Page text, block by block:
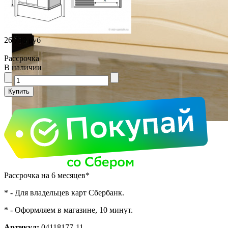
26 780 руб
Рассрочка
В наличии
Рассрочка на 6 месяцев*
* - Для владельцев карт Сбербанк.
* - Оформляем в магазине, 10 минут.